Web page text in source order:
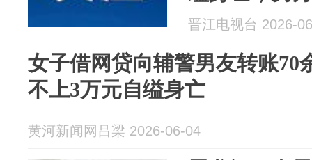
晋江电视台 2026-
女子借网贷向辅警男友转账70
不上3万元自缢身亡
黄河新闻网吕梁 2026-06-04